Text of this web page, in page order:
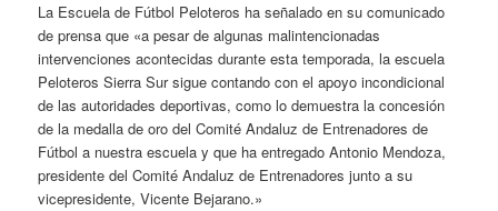
La Escuela de Fútbol Peloteros ha señalado en su comunicado
de prensa que «a pesar de algunas malintencionadas
intervenciones acontecidas durante esta temporada, la escuela
Peloteros Sierra Sur sigue contando con el apoyo incondicional
de las autoridades deportivas, como lo demuestra la concesión
de la medalla de oro del Comité Andaluz de Entrenadores de
Fútbol a nuestra escuela y que ha entregado Antonio Mendoza,
presidente del Comité Andaluz de Entrenadores junto a su
vicepresidente, Vicente Bejarano.»